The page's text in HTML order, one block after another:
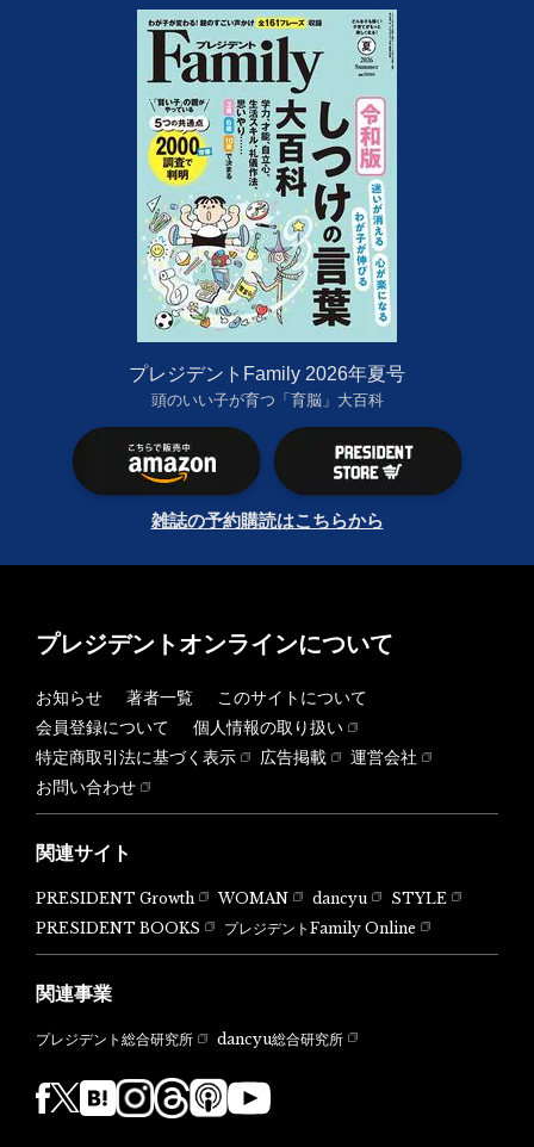
プレジデントFamily 2026年夏号
頭のいい子が育つ「育脳」大百科
雑誌の予約購読はこちらから
プレジデントオンラインについて
お知らせ 著者一覧
このサイトについて
会員登録について
個人情報の取り扱い
特定商取引法に基づく表示
広告掲載
運営会社
お問い合わせ
関連サイト
PRESIDENT Growth WOMAN dancyu
STYLE
PRESIDENT BOOKS
プレジデントFamily Online
関連事業
プレジデント総合研究所 dancyu総合研究所